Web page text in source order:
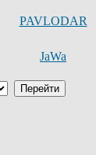
PAVLODAR
JaWa